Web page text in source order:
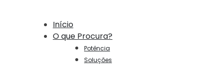
Início
O que Procura?
Potência
Soluções